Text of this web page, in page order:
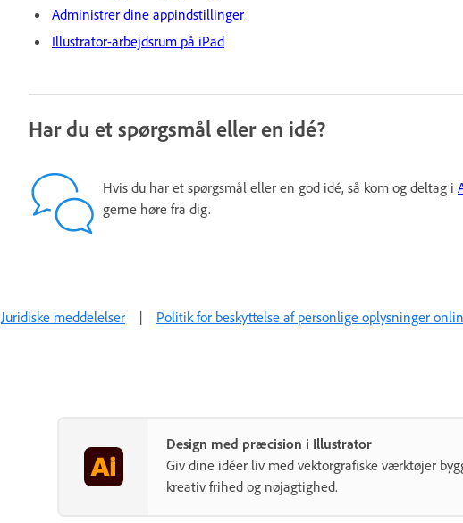
Administrer dine appindstillinger
Illustrator-arbejdsrum på iPad
Har du et spørgsmål eller en idé?
Hvis du har et spørgsmål eller en god idé, så kom og deltag i
gerne høre fra dig.
Juridiske meddelelser | Politik for beskyttelse af personlige oplysninger
Design med præcision i Illustrator
Giv dine idéer liv med vektorgrafiske værktøjer
kreativ frihed og nøjagtighed.